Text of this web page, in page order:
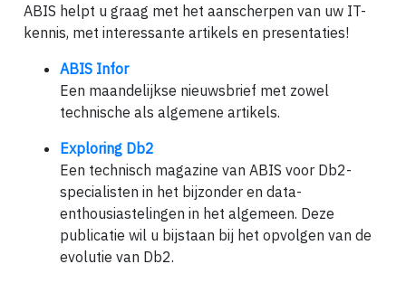
ABIS helpt u graag met het aanscherpen van uw IT-
kennis, met interessante artikels en presentaties!
ABIS Infor
Een maandelijkse nieuwsbrief met zowel
technische als algemene artikels.
Exploring Db2
Een technisch magazine van ABIS voor Db2-
specialisten in het bijzonder en data-
enthousiastelingen in het algemeen. Deze
publicatie wil u bijstaan bij het opvolgen van de
evolutie van Db2.